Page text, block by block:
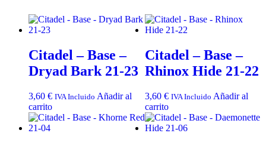
Citadel – Base –
Dryad Bark 21-23
3,60 € IVA Incluido Añadir al
carrito
Citadel – Base –
Rhinox Hide 21-22
3,60 € IVA Incluido Añadir al
carrito